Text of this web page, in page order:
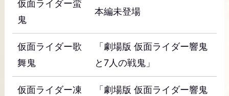
仮面ライダー蛮
鬼
本編未登場
仮面ライダー歌
舞鬼
「劇場版 仮面ライダー響鬼
と7人の戦鬼」
仮面ライダー凍
「劇場版 仮面ライダー響鬼